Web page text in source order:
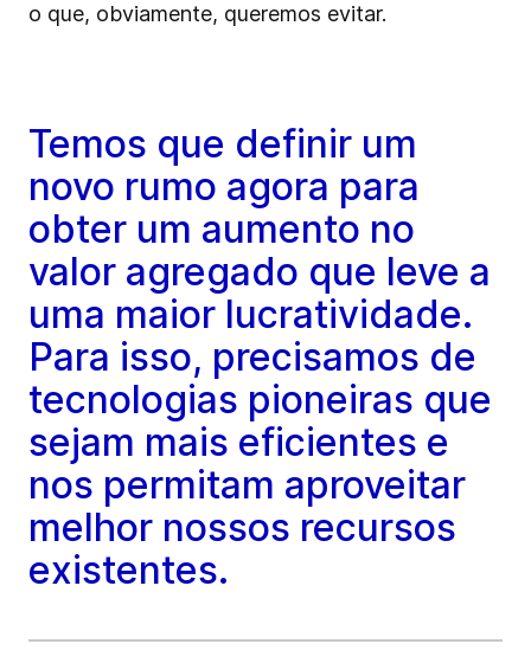
o que, obviamente, queremos evitar.
Temos que definir um
novo rumo agora para
obter um aumento no
valor agregado que leve a
uma maior lucratividade.
Para isso, precisamos de
tecnologias pioneiras que
sejam mais eficientes e
nos permitam aproveitar
melhor nossos recursos
existentes.